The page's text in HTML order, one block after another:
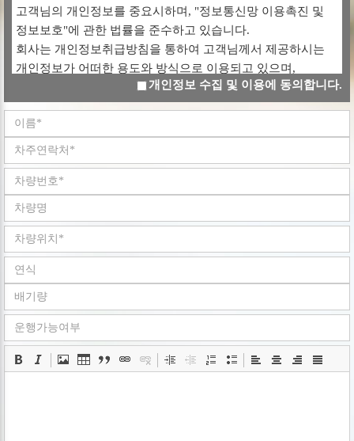
고객님의 개인정보를 중요시하며, "정보통신망 이용촉진 및
정보보호"에 관한 법률을 준수하고 있습니다.
회사는 개인정보취급방침을 통하여 고객님께서 제공하시는
개인정보가 어떠한 용도와 방식으로 이용되고 있으며,
개인정보보호를 위해 어떠한 조치가 취해지고 있는지
알려드립니다.
회사는 개인정보취급방침을 개정하는 경우 웹사이트
공지사항(또는 개별공지)을 통하여 공지할 것입니다.
ο 본 방침은 : 2008 년 05 월 02 일 부터 시행됩니다.
■ 수집하는 개인정보 항목
회사는 회원가입, 상담, 서비스 신청 등등을 위해 아래와 같은
개인정보를 수집하고 있습니다.
ο 수집항목 : 이름 , 로그인ID , 비밀번호 , 휴대전화번호 ,
이메일 , 회사명 , 서비스 이용기록 , 쿠키 , 접속 IP 정보
ο 개인정보 수집방법 : 홈페이지(www.goodbyecar.co.kr)
■ 개인정보의 수집 및 이용목적
회사는 수집한 개인정보를 다음의 목적을 위해 활용합니다..
ο 서비스 제공에 관한 계약 이행 및 서비스 제공에 따른
개인정보 수집 및 이용에 동의합니다.